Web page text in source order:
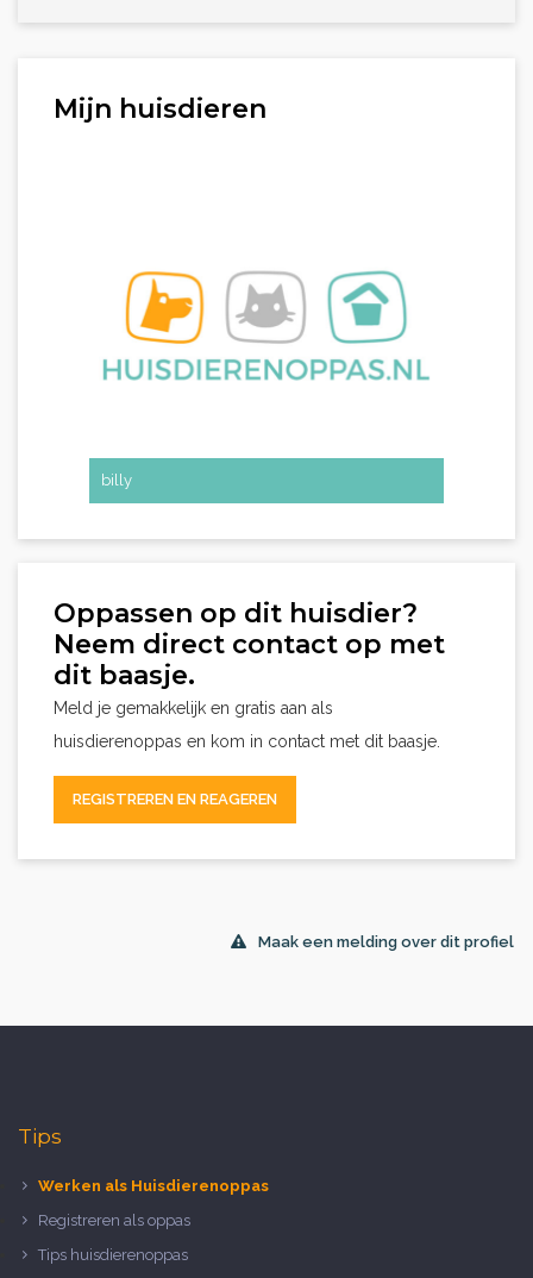
Mijn huisdieren
billy
Oppassen op dit huisdier?
Neem direct contact op met
dit baasje.
Meld je gemakkelijk en gratis aan als
huisdierenoppas en kom in contact met dit baasje.
REGISTREREN EN REAGEREN
Maak een melding over dit profiel
Tips
Werken als Huisdierenoppas
Registreren als oppas
Tips huisdierenoppas